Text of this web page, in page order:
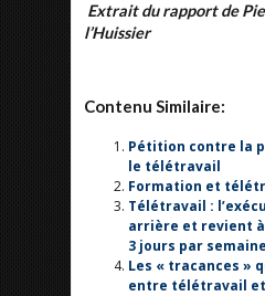
Extrait du rapport de
l’Huissier
Contenu Similaire:
Pétition contre la
le télétravail
Formation et
Télétravail :
arrière et revient
3 jours par semaine
Les « tracances »
entre télétravail et